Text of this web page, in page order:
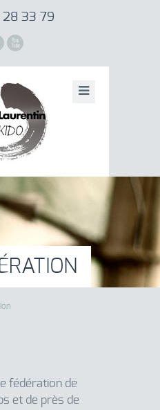
X
33 79
fédération de
et de près de